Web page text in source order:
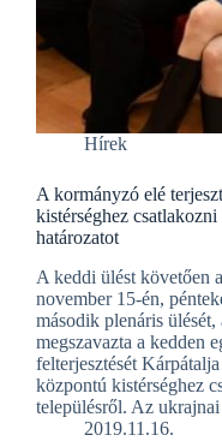
Hírek
A kormányzó elé
kistérséghez
határozatot
A keddi ülést követően
november 15-én,
második plenáris
megszavazta a kedden
felterjesztését
központú kistérséghez
településről. Az
2019.11.16.